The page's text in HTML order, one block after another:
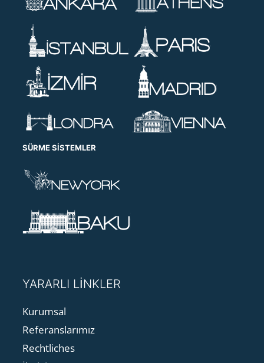
SÜRME SISTEMLER
YARARLI LİNKLER
Kurumsal
Referanslarımız
Rechtliches